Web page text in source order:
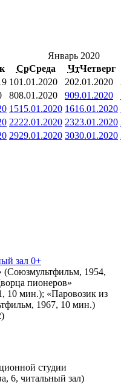
Январь 2020
СрСреда ЧтЧетверг
101.01.2020 202.01.2020
808.01.2020 909.01.2020
1515.01.2020 1616.01.2020
2222.01.2020 2323.01.2020
2929.01.2020 3030.01.2020
зал 0+
1954,
пионеров»
10 мин.); «Паровозик из
1967, 10 мин.)
студии
6, читальный зал)